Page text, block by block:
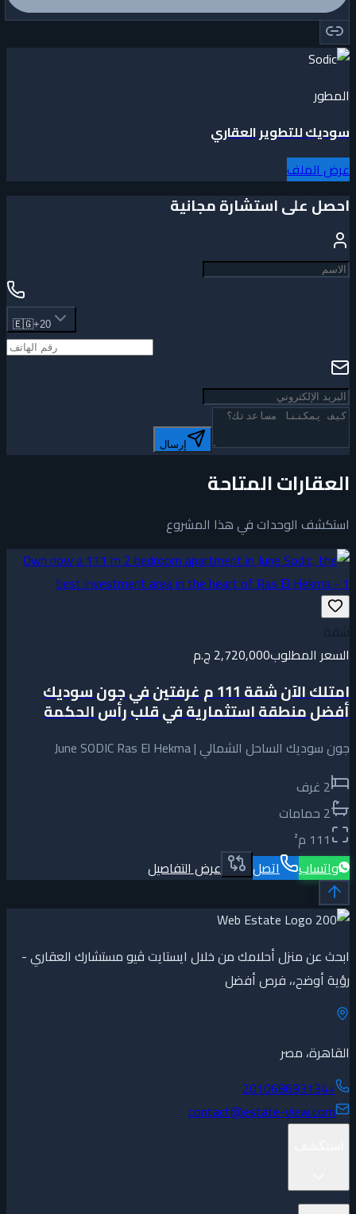
المطور
سوديك للتطوير العقاري
عرض الملف
احصل على استشارة مجانية
🇪🇬+20
إرسال
العقارات المتاحة
استكشف الوحدات في هذا المشروع
السعر المطلوب2,720,000 ج.م
امتلك الآن شقة 111 م غرفتين في جون سوديك
أفضل منطقة استثمارية في قلب رأس الحكمة
جون سوديك الساحل الشمالي | June SODIC Ras El Hekma
2 غرف
2 حمامات
111 م²
واتساب
اتصل عرض التفاصيل
ابحث عن منزل أحلامك من خلال ايستايت ڤيو مستشارك العقاري -
رؤية أوضح،، فرص أفضل
القاهرة، مصر
+201068693134
contact@estate-view.com